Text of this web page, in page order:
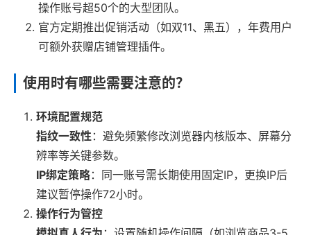
操作账号超50个的大型团队。
官方定期推出促销活动（如双11、黑五），年费用户
可额外获赠店铺管理插件。
使用时有哪些需要注意的？
环境配置规范
指纹一致性：避免频繁修改浏览器内核版本、屏幕分
辨率等关键参数。
IP绑定策略：同一账号需长期使用固定IP，更换IP后
建议暂停操作72小时。
操作行为管控